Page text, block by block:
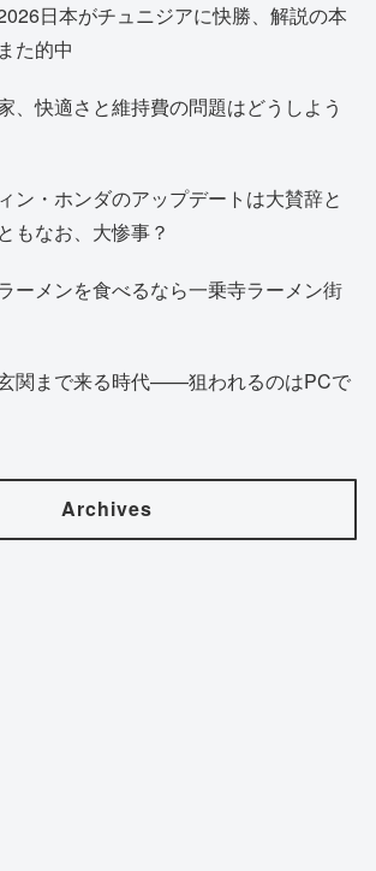
日本がチュニジアに快勝、解説の本
た的中
、快適さと維持費の問題はどうしよう
ン・ホンダのアップデートは大賛辞と
もなお、大惨事？
ーメンを食べるなら一乗寺ラーメン街
関まで来る時代——狙われるのはPCで
Archives